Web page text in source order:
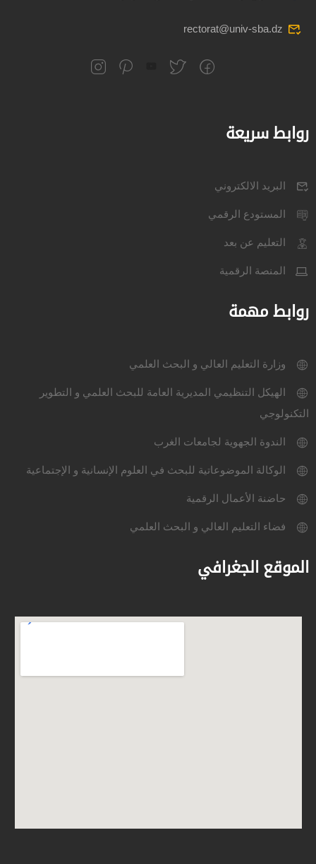
rectorat@univ-sba.dz
روابط سريعة
البريد الالكتروني
المستودع الرقمي
التعليم عن بعد
المنصة الرقمية
روابط مهمة
وزارة التعليم العالي و البحث العلمي
الهيكل التنظيمي المديرية العامة للبحث العلمي و التطوير
التكنولوجي
الندوة الجهوية لجامعات الغرب
الوكالة الموضوعاتية للبحث في العلوم الإنسانية و الإجتماعية
حاضنة الأعمال الرقمية
فضاء التعليم العالي و البحث العلمي
الموقع الجغرافي